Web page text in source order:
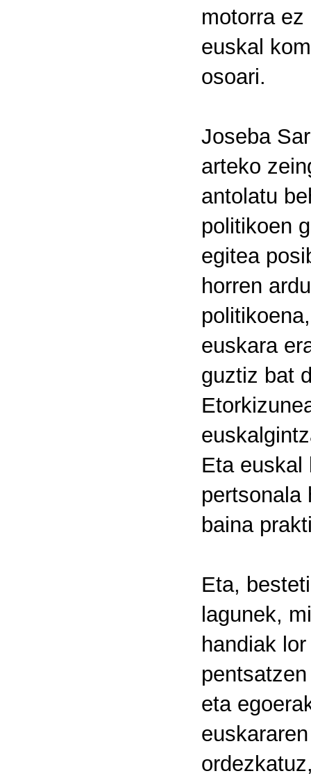
motorra
euskal
osoari.
Joseba
arteko
antolatu
politikoen
egitea
horren
euskara
guztiz bat
Eta euskal
pertsonala
baina
Eta,
lagunek,
handiak
eta